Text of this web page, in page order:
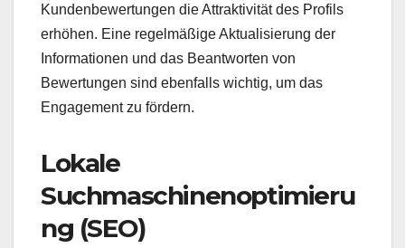
Kundenbewertungen die Attraktivität des Profils
erhöhen. Eine regelmäßige Aktualisierung der
Informationen und das Beantworten von
Bewertungen sind ebenfalls wichtig, um das
Engagement zu fördern.
Lokale
Suchmaschinenoptimieru
ng (SEO)